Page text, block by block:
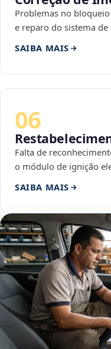
Problemas no
e reparo do sistema de
SAIBA MAIS
06
Falta de
o módulo de ignição
SAIBA MAIS